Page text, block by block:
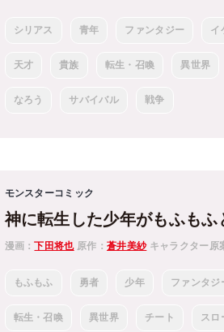
シリアス 青年 ファンタジー イ
天才 貴族 転生・召喚 異世界
なろう サバイバル 戦争
モンスターコミック
神に転生した少年がもふも
漫画：下田将也原作：蒼井美紗キャラクター原
もふもふ 勇者 少年 ファンタジ
転生・召喚 異世界 チート スロ